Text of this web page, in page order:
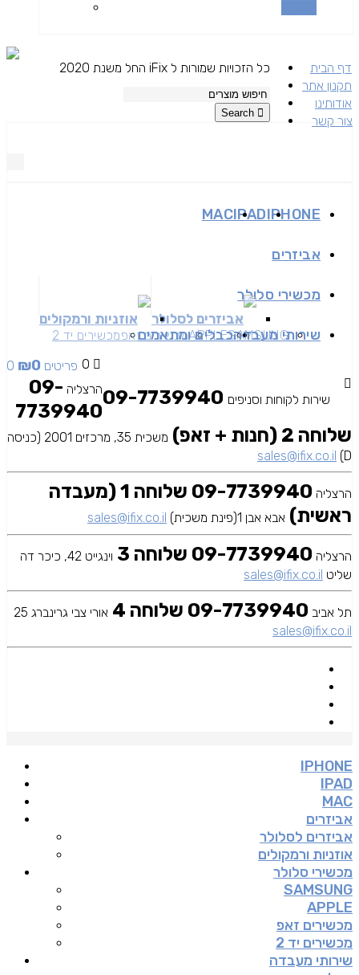
דף הבית
תקנון אתר
אודותינו
צור קשר
כל הזכויות שמורות ל iFix החל משנת 2020
IPHONE
IPAD
MAC
אביזרים
אביזרים לסלולר אוזניות ורמקולים
מכשירי סלולר
SAMSUNG
APPLEמכשירים זאפמכשירים יד 2 שירותי מעבדהכבלים ומתאמים
0 0 פריטים ₪0
Search
שירות לקוחות וסניפים
הרצליה 09-
7739940
שלוחה 2 (חנות + זאפ)
משכית 35, מרכזים 2001 (כניסה
D)
sales@ifix.co.il
הרצליה
09-7739940 שלוחה 1 (מעבדה
ראשית) אבא אבן 1(פינת משכית) sales@ifix.co.il
הרצליה 09-7739940 שלוחה 3
וינגייט 42, כיכר דה
שליט sales@ifix.co.il
תל אביב 09-7739940 שלוחה 4
אורי צבי גרינברג 25
sales@ifix.co.il
IPHONE
IPAD
MAC
אביזרים
אביזרים לסלולר
אוזניות ורמקולים
מכשירי סלולר
SAMSUNG
APPLE
מכשירים זאפ
מכשירים יד 2
שירותי מעבדה